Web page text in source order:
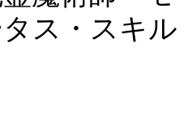
ス・スキル